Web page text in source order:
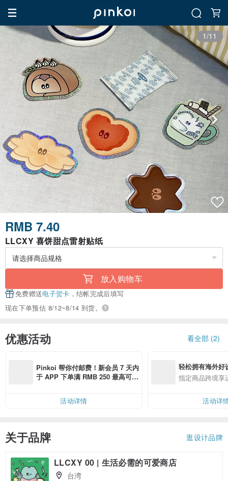
1/11
RMB 7.40
LLCXY 喜饼甜点雷射贴纸
放入购物车
免费赠送电子贺卡 ，结帐完成后填写
现在下单预估 8/12~8/14 到货。
优惠活动 看全部 (2)
Pinkoi 帮你付邮费！新会员 7 天内
于 APP 下单满 RMB 250 最高可折
活动详情
轻松拥有海外好
指定商品跨境享
活动详
关于品牌 逛设计品牌
LLCXY 00 | 生活必需的可爱商店
台湾